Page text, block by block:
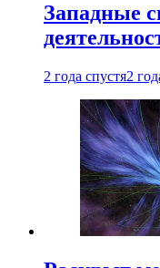
Западные
2 года спустя2